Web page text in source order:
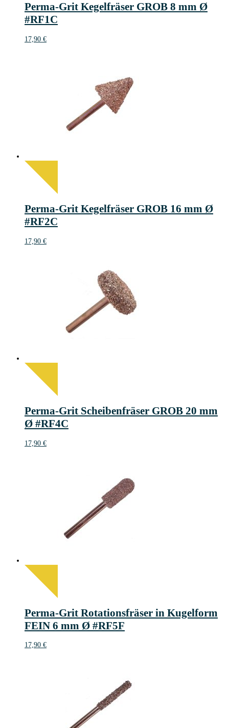
Perma-Grit Kegelfräser GROB 8 mm Ø
#RF1C
17,90 €
Perma-Grit Kegelfräser GROB 16 mm Ø
#RF2C
17,90 €
Perma-Grit Scheibenfräser GROB 20 mm
Ø #RF4C
17,90 €
Perma-Grit Rotationsfräser in Kugelform
FEIN 6 mm Ø #RF5F
17,90 €